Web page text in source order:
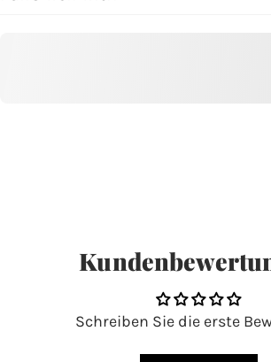
Schreiben Sie die erste